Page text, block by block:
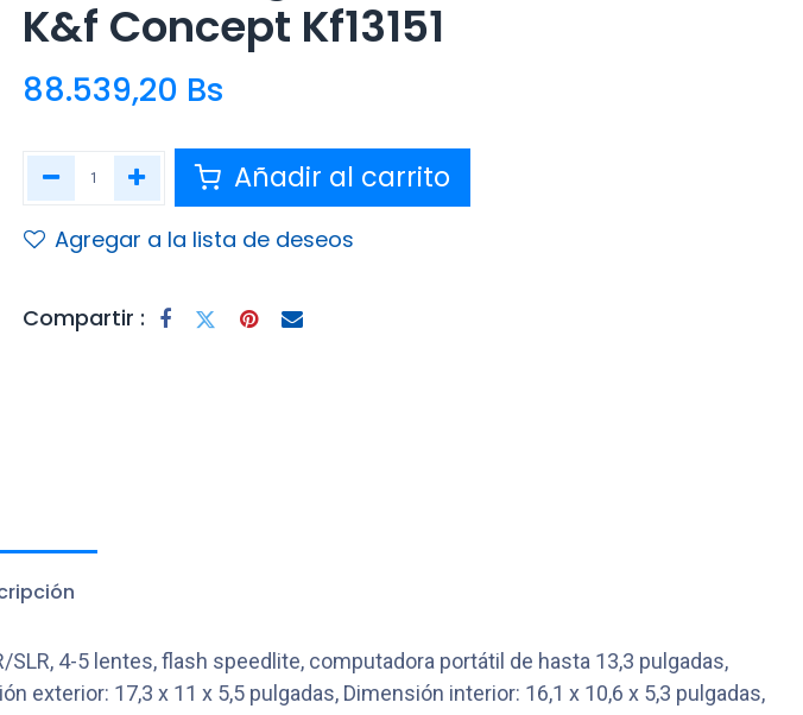
K&f Concept Kf13151
88.539,20 Bs
Añadir al carrito
Agregar a la lista de deseos
Compartir :
4-5 lentes, flash speedlite, computadora portátil de hasta 13,3 pulgadas,
17,3 x 11 x 5,5 pulgadas, Dimensión interior: 16,1 x 10,6 x 5,3 pulgadas,